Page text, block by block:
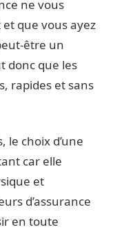
ne vous
que vous ayez
être un
donc que les
rapides et sans
le choix d’une
car elle
et
d’assurance
en toute